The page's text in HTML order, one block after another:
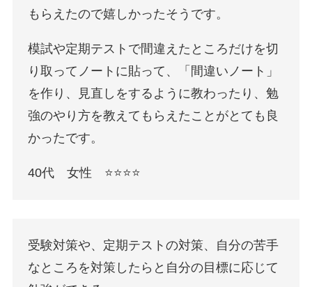
もらえたので嬉しかったそうです。
模試や定期テストで間違えたところだけを切
り取ってノートに貼って、「間違いノート」
を作り、見直しをするように教わったり、勉
強のやり方を教えてもらえたことがとても良
かったです。
40代 女性 ⭐️⭐️⭐️⭐️
受験対策や、定期テストの対策、自分の苦手
なところを対策したらと自分の目標に応じて